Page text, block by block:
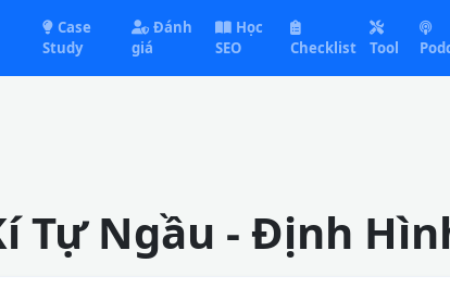
Case
Study
Đánh
giá
Học
SEO
Checklist Tool
Tự Ngầu - Định